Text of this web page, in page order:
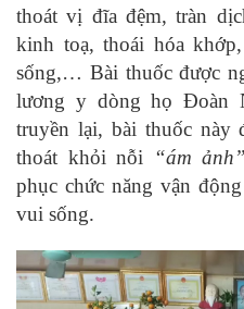
thoát vị đĩa đệm, tràn
kinh toạ, thoái hóa
sống,… Bài thuốc được
lương y dòng họ Đoàn
truyền lại, bài thuốc này
thoát khỏi nỗi
“ám ảnh”
phục chức năng vận
vui sống.